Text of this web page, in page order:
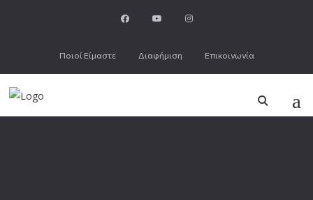
Ποιοί Είμαστε Διαφήμιση Επικοινωνία